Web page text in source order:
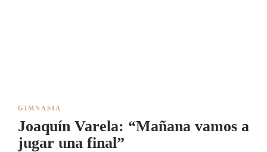
GIMNASIA
Joaquín Varela: “Mañana vamos a
jugar una final”